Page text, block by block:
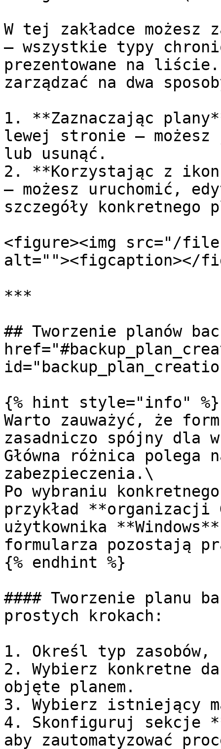
W tej zakładce możesz
— wszystkie typy
prezentowane na liście.
zarządzać na dwa
1. **Zaznaczając
lewej stronie — możesz
lub usunąć.
2. **Korzystając z
— możesz uruchomić,
szczegóły konkretnego
<figure><img src="/files/
alt=""><figcaption></
***
## Tworzenie planów
{% hint style="info" %}
Warto zauważyć, że
zasadniczo spójny dla
Główna różnica polega
zabezpieczenia.\
Po wybraniu
przykład **organizacji
użytkownika
formularza pozostają
{% endhint %}
#### Tworzenie planu
prostych krokach:
1. Określ typ
2. Wybierz konkretne
objęte planem.
3. Wybierz istniejący
4. Skonfiguruj sekcje
aby zautomatyzować